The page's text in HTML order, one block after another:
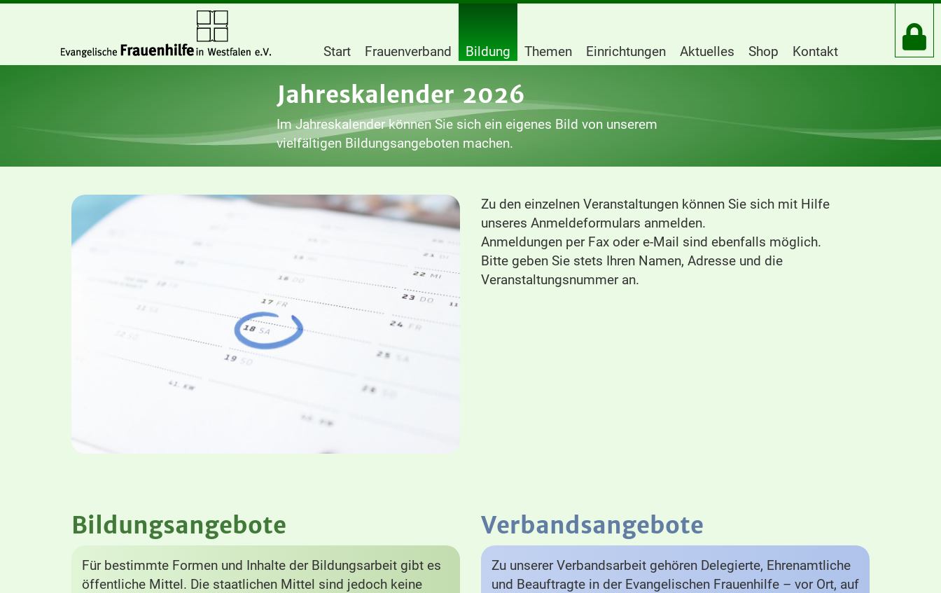
Start Frauenverband Bildung Themen Einrichtungen Aktuelles Shop Kontakt
Jahreskalender 2026
Im Jahreskalender können Sie sich ein eigenes Bild von unserem
vielfältigen Bildungsangeboten machen.
Zu den einzelnen Veranstaltungen können Sie sich mit Hilfe
unseres Anmeldeformulars anmelden.
Anmeldungen per Fax oder e-Mail sind ebenfalls möglich.
Bitte geben Sie stets Ihren Namen, Adresse und die
Veranstaltungsnummer an.
Bildungsangebote
Für bestimmte Formen und Inhalte der Bildungsarbeit gibt es
öffentliche Mittel. Die staatlichen Mittel sind jedoch keine
Verbandsangebote
Zu unserer Verbandsarbeit gehören Delegierte, Ehrenamtliche
und Beauftragte in der Evangelischen Frauenhilfe – vor Ort, auf